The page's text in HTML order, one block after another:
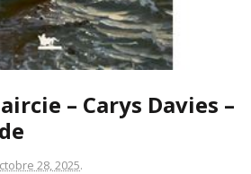
– Carys Davies –
28, 2025.